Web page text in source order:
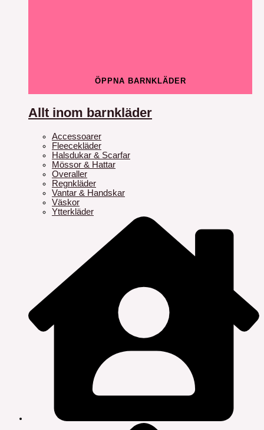
ÖPPNA BARNKLÄDER
Allt inom barnkläder
Accessoarer
Fleecekläder
Halsdukar & Scarfar
Mössor & Hattar
Overaller
Regnkläder
Vantar & Handskar
Väskor
Ytterkläder